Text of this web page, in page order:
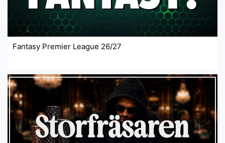
Fantasy Premier League 26/27